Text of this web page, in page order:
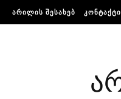
Skip to content
ᲐᲠᲘᲚᲘᲡ ᲨᲔᲡᲐᲮᲔᲑ ᲙᲝᲜᲢᲐᲥᲢᲘ